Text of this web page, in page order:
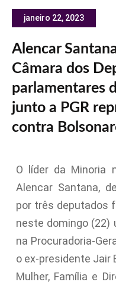
janeiro 22, 2023
Alencar
Câmara dos
parlamentares
junto a PGR
contra
O líder da Minoria
Alencar Santana,
por três deputados
neste domingo (22)
na Procuradoria-
o ex-presidente Jair
Mulher, Família e